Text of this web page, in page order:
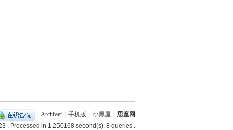
Archiver 手机版 小黑屋
思童网
, Processed in 1.250168 second(s), 8 queries .